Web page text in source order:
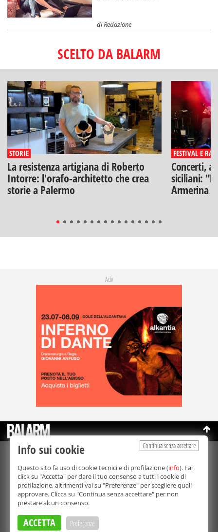
diRedazione
SCELTO DA BALARM
STORIE
La resistenza artigiana di Roberto
Intorre: l'orafo-architetto che crea
storie a Palermo
FESTIVAL E
Concerti,
siciliani:
Armerina
Adv
©Copyright 2003-2026
Bmedia Srl- P.IVA 07064240828
La riproduzione totale o parziale di tutti i contenuti, in qualunque
forma, su qualsiasi supporto è proibita.
Balarm.it è una testata giornalistica registrata. Autorizzazione del
Tribunale di Palermo n° 32 del 21/10/2003
Direttore responsabile:
Continua senza accettare
Info sui cookie
Questo sito fa uso di cookie tecnici e di profilazione (info). Fai
click su "Accetta" per dare il tuo consenso a tutti i cookie di
profilazione, altrimenti vai su "Preferenze" per scegliere quali
approvare. Clicca su "Continua senza accettare" per non
prestare alcun consenso.
ACCETTA Preferenze